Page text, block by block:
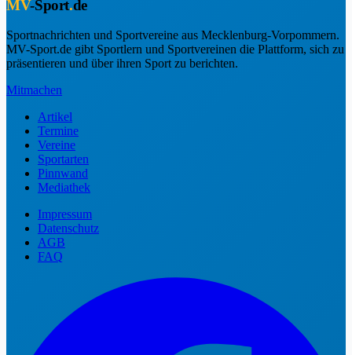
MV-Sport.de
Sportnachrichten und Sportvereine aus Mecklenburg-Vorpommern.
MV-Sport.de gibt Sportlern und Sportvereinen die Plattform, sich zu
präsentieren und über ihren Sport zu berichten.
Mitmachen
Artikel
Termine
Vereine
Sportarten
Pinnwand
Mediathek
Impressum
Datenschutz
AGB
FAQ